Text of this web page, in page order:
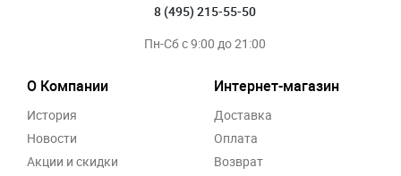
8 (495) 215-55-50
Пн-Сб с 9:00 до 21:00
О Компании
История
Новости
Акции и скидки
Интернет-магазин
Доставка
Оплата
Возврат